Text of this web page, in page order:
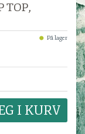
TOP,
På lager